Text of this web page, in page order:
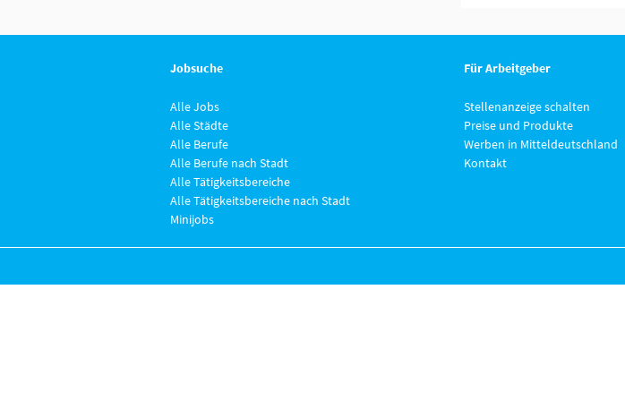
Jobsuche
Alle Jobs
Alle Städte
Alle Berufe
Alle Berufe nach Stadt
Alle Tätigkeitsbereiche
Alle Tätigkeitsbereiche nach Stadt
Minijobs
Für Arbeitgeber
Stellenanzeige schalten
Preise und Produkte
Werben in Mitteldeutschland
Kontakt